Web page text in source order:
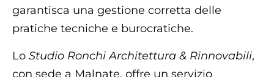
garantisca una gestione corretta delle
pratiche tecniche e burocratiche.
Lo Studio Ronchi Architettura & Rinnovabili,
con sede a Malnate, offre un servizio